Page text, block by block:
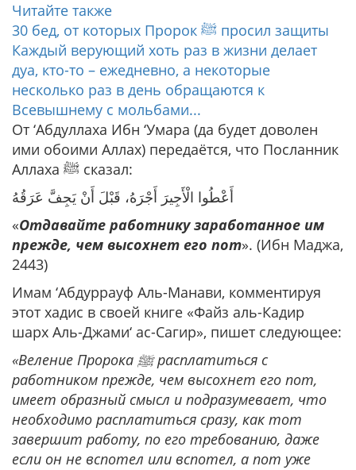
Читайте также
30 бед, от которых Пророк ﷺ просил защиты
Каждый верующий хоть раз в жизни делает
дуа, кто-то – ежедневно, а некоторые
несколько раз в день обращаются к
Всевышнему с мольбами...
От ‘Абдуллаха Ибн ‘Умара (да будет доволен
ими обоими Аллах) передаётся, что Посланник
Аллаха ﷺ сказал:
أَعْطُوا الْأَجِيرَ أَجْرَهُ، ‌قَبْلَ ‌أَنْ ‌يَجِفَّ ‌عَرَقُهُ
«Отдавайте работнику заработанное им
прежде, чем высохнет его пот». (Ибн Маджа,
2443)
Имам ‘Абдуррауф Аль-Манави, комментируя
этот хадис в своей книге «Файз аль-Кадир
шарх Аль-Джами‘ ас-Сагир», пишет следующее:
«Веление Пророка ﷺ расплатиться с
работником прежде, чем высохнет его пот,
имеет образный смысл и подразумевает, что
необходимо расплатиться сразу, как тот
завершит работу, по его требованию, даже
если он не вспотел или вспотел, а пот уже